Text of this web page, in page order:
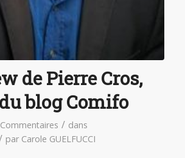
de Pierre Cros,
blog Comifo
/ dans
par Carole GUELFUCCI